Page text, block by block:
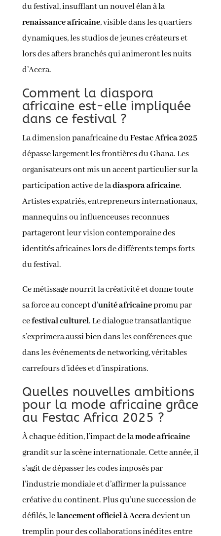
du festival, insufflant un nouvel élan à la
renaissance africaine, visible dans les quartiers
dynamiques, les studios de jeunes créateurs et
lors des afters branchés qui animeront les nuits
d’Accra.
Comment la diaspora
africaine est-elle impliquée
dans ce festival ?
La dimension panafricaine duFestac Africa 2025
dépasse largement les frontières du Ghana. Les
organisateurs ont mis un accent particulier sur la
participation active de ladiaspora africaine.
Artistes expatriés, entrepreneurs internationaux,
mannequins ou influenceuses reconnues
partageront leur vision contemporaine des
identités africaines lors de différents temps forts
du festival.
Ce métissage nourrit la créativité et donne toute
sa force au concept d’unité africainepromu par
cefestival culturel. Le dialogue transatlantique
s’exprimera aussi bien dans les conférences que
dans les événements de networking, véritables
carrefours d’idées et d’inspirations.
Quelles nouvelles ambitions
pour la mode africaine grâce
au Festac Africa 2025 ?
À chaque édition, l’impact de lamode africaine
grandit sur la scène internationale. Cette année, il
s’agit de dépasser les codes imposés par
l’industrie mondiale et d’affirmer la puissance
créative du continent. Plus qu’une succession de
défilés, lelancement officiel à Accradevient un
tremplin pour des collaborations inédites entre